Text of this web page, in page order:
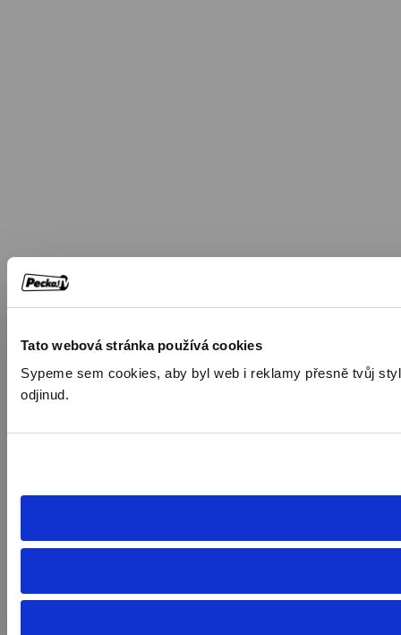
Tato webová stránka používá cookies
Sypeme sem cookies, aby byl web i reklamy přesně tvůj
odjinud.